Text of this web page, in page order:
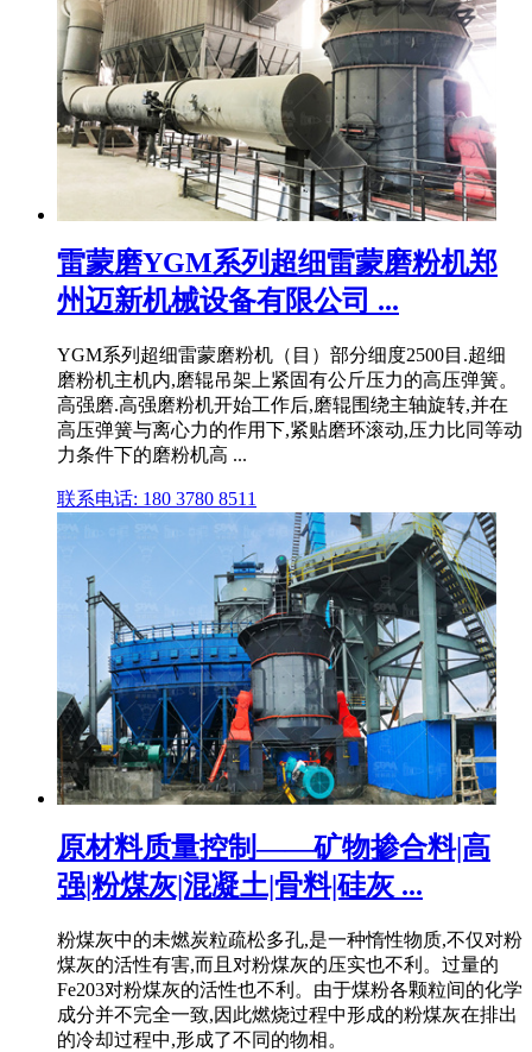
雷蒙磨YGM系列超细雷蒙磨粉机郑
州迈新机械设备有限公司 ...
YGM系列超细雷蒙磨粉机（目）部分细度2500目.超细
磨粉机主机内,磨辊吊架上紧固有公斤压力的高压弹簧。
高强磨.高强磨粉机开始工作后,磨辊围绕主轴旋转,并在
高压弹簧与离心力的作用下,紧贴磨环滚动,压力比同等动
力条件下的磨粉机高 ...
联系电话: 180 3780 8511
原材料质量控制——矿物掺合料|高
强|粉煤灰|混凝土|骨料|硅灰 ...
粉煤灰中的未燃炭粒疏松多孔,是一种惰性物质,不仅对粉
煤灰的活性有害,而且对粉煤灰的压实也不利。过量的
Fe203对粉煤灰的活性也不利。由于煤粉各颗粒间的化学
成分并不完全一致,因此燃烧过程中形成的粉煤灰在排出
的冷却过程中,形成了不同的物相。